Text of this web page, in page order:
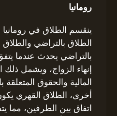
رومانيا
ينقسم الطلاق في
الطلاق بالتراضي
بالتراضي يحدث عندما
إنهاء الزواج، ويشمل ذلك
المالية والحقوق
أخرى، الطلاق القهري
اتفاق بين الطرفين، مما